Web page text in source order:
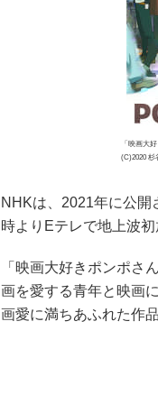
「映画大
(C)2020 杉
NHKは、2021年に公開
時よりEテレで地上波初
「映画大好きポンポさ
画を愛する青年と映画
画愛に満ちあふれた作